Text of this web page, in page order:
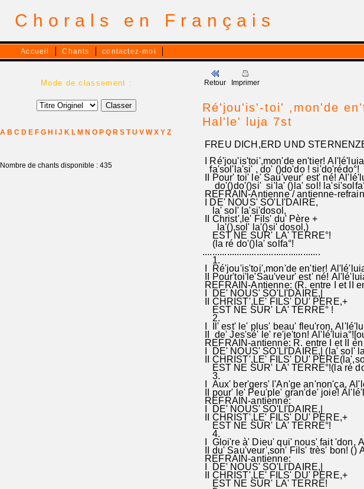
Chorals en Français
Accueil Chants contactez-moi
Mode de classement :
A B C D E F G H J K L M N O P Q R S T U V W X Y Z
Nombre de chants disponible : 435
Retour Imprimer
Ré'jou'is'-toi' ,mon'de
Hal'le' luja 7st
FREU DICH,ERD UND
I Ré'jou'is'toi',mon'de en'tier!
fa'sol'la'si' , do' ()do'do ! si'do'rédo°!
II Pour' toi' le' Sau'veur' est' né!
do'()do'()si' si'la' ()la' sol!
REFRAIN-Antienne / antienne-
I DE' NOUS' SO'LI'DAIRE,
la' sol' la'si'dosol,
II Christ',le' Fils' du' Père +
la'(),sol' la'()si' dosol,)
EST NE SUR' LA' TERRE°!
(la ré do'()la' solfa°!
................................................
1.
I Ré'jou'is'toi',mon'de en'tier!
II Pour'toi'le'Sau'veur' est' né!
REFRAIN-Antienne: (R. entre I et II
I DE' NOUS' SO'LI'DAIRE,|
II CHRIST',LE' FILS' DU' PERE,+
EST NE SUR' LA' TERRE° !
2.
I Il' est' le' plus' beau' fleu'ron,
II de' Jes'sé' le' re'je'ton!
REFRAIN-antienne: R. entre I et II
I DE' NOUS' SO'LI'DAIRE,| (la' sol'
II CHRIST',LE' FILS' DU'
EST NE SUR' LA' TERRE°!(la ré
3.
I Aux' ber'gers' l'An'ge an'non'ça,
II pour' le' Peu'ple' gran'de' joie!
REFRAIN-antienne:
I DE' NOUS' SO'LI'DAIRE,|
II CHRIST',LE' FILS' DU' PERE,+
EST NE SUR' LA' TERRE°!
4.
I Gloi're à' Dieu' qui' nous' fait 'don,
II du' Sau'veur',son' Fils' très' bon! ()
REFRAIN-antienne:
I DE' NOUS' SO'LI'DAIRE,|
II CHRIST',LE' FILS' DU' PERE,+
EST NE SUR' LA' TERRE!